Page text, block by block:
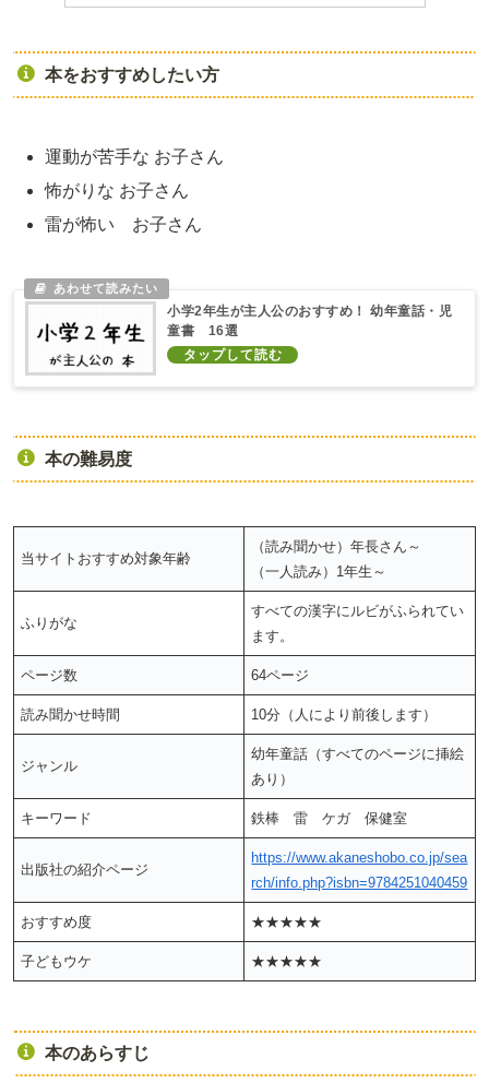
本をおすすめしたい方
運動が苦手な お子さん
怖がりな お子さん
雷が怖い お子さん
小学2年生が主人公のおすすめ！ 幼年童話・児
童書 16選
本の難易度
当サイトおすすめ対象年齢
（読み聞かせ）年長さん～
（一人読み）1年生～
ふりがな
すべての漢字にルビがふられてい
ます。
ページ数 64ページ
読み聞かせ時間 10分（人により前後します）
ジャンル
幼年童話（すべてのページに挿絵
あり）
キーワード 鉄棒 雷 ケガ 保健室
出版社の紹介ページ
https://www.akaneshobo.co.jp/sea
rch/info.php?isbn=9784251040459
おすすめ度 ★★★★★
子どもウケ ★★★★★
本のあらすじ